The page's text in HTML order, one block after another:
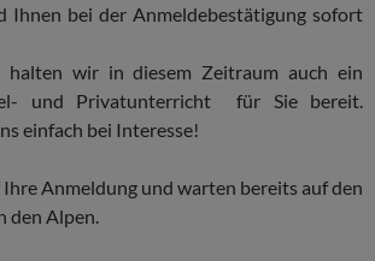
Ihnen bei der Anmeldebestätigung sofort
halten wir in diesem Zeitraum auch ein
und Privatunterricht für Sie bereit.
einfach bei Interesse!
Anmeldung und warten bereits auf den
den Alpen.